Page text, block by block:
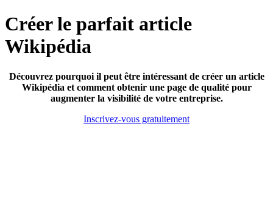
Créer le parfait article
Wikipédia
Découvrez pourquoi il peut être intéressant de créer un article
Wikipédia et comment obtenir une page de qualité pour
augmenter la visibilité de votre entreprise.
Inscrivez-vous gratuitement